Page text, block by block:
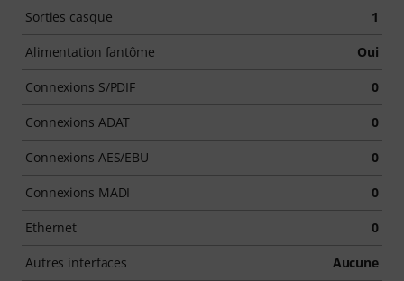
Sorties casque 1
Alimentation fantôme Oui
Connexions S/PDIF 0
Connexions ADAT 0
Connexions AES/EBU 0
Connexions MADI 0
Ethernet 0
Autres interfaces Aucune